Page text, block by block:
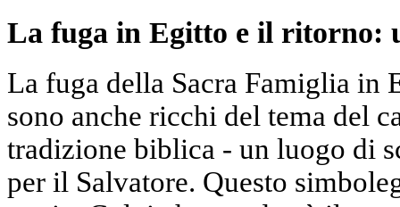
La fuga in Egitto e il ritorno:
La fuga della Sacra Famiglia in
sono anche ricchi del tema del
tradizione biblica - un luogo di
per il Salvatore. Questo